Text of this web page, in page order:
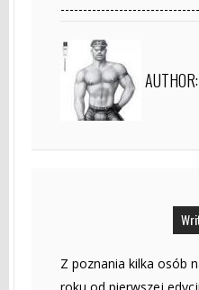
AUTHOR:
Z poznania kilka osób